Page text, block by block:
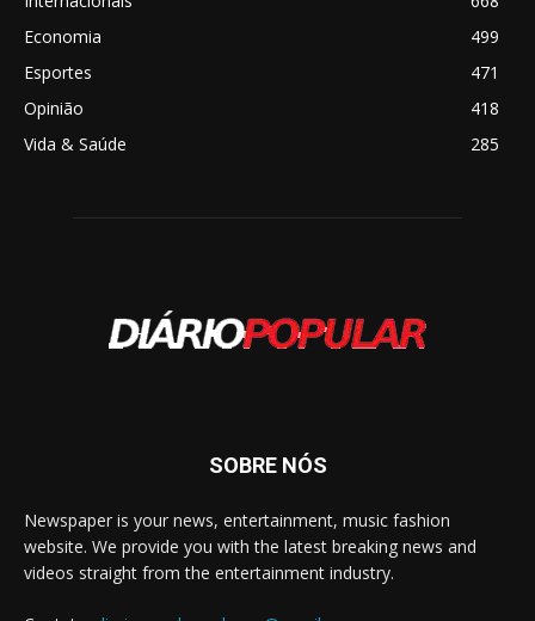
Economia
499
Esportes
471
Opinião
418
Vida & Saúde
285
SOBRE NÓS
Newspaper is your news, entertainment, music fashion
website. We provide you with the latest breaking news and
videos straight from the entertainment industry.